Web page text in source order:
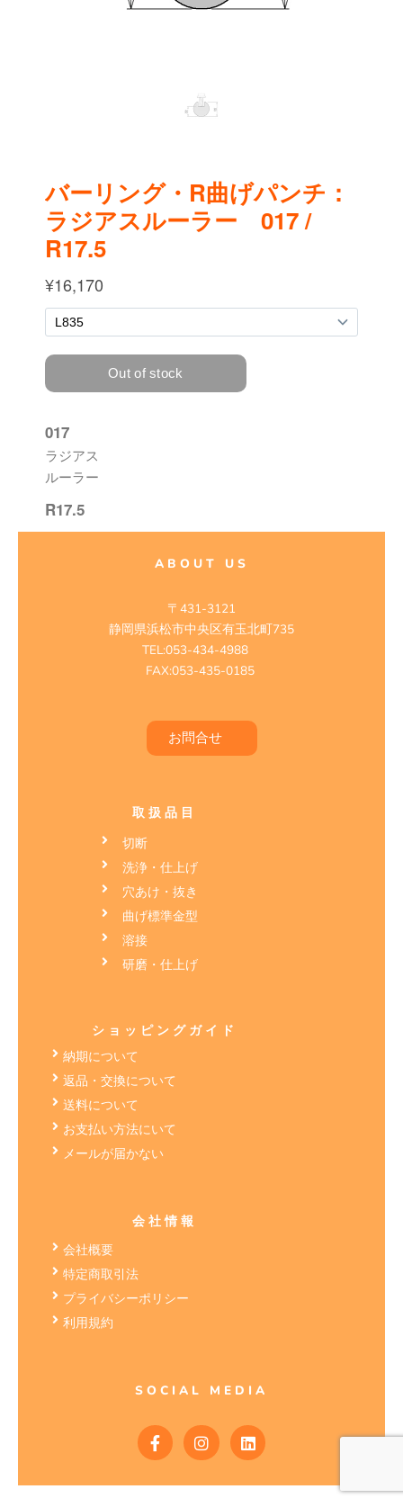
ABOUT US
〒431-3121
静岡県浜松市中央区有玉北町735
TEL:053-434-4988
FAX:053-435-0185
お問合せ
取扱品目
切断
洗浄・仕上げ
穴あけ・抜き
曲げ標準金型
溶接
研磨・仕上げ
ショッピングガイド
納期について
返品・交換について
送料について
お支払い方法にいて
メールが届かない
会社情報
会社概要
特定商取引法
プライバシーポリシー
利用規約
SOCIAL MEDIA
F
a
c
I
n
s
L
i
n